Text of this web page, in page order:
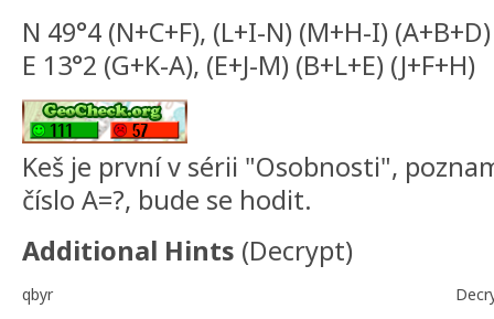
N 49°4 (N+C+F), (L+I-N) (M+H-I) (A+B+D)
E 13°2 (G+K-A), (E+J-M) (B+L+E) (J+F+H)
Keš je první v sérii "Osobnosti",
číslo A=?, bude se hodit.
Additional Hints (Decrypt)
qbyr